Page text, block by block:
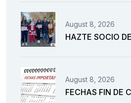
August 8, 2026
HAZTE SOCIO
August 8, 2026
FECHAS FIN DE